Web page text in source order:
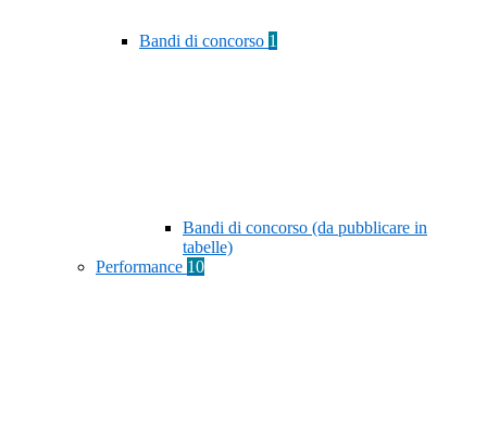
Bandi di concorso 1
Bandi di concorso (da pubblicare in
tabelle)
Performance 10